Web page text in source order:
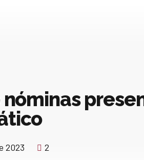
nóminas
2023 2